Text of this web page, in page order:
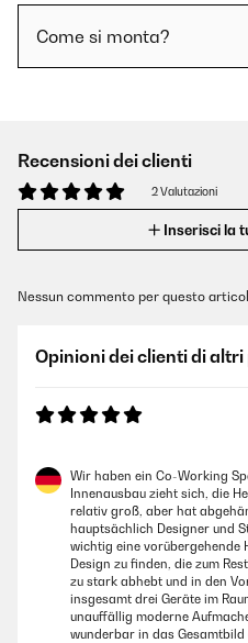
Come si monta?
Recensioni dei clienti
2 Valutazioni
Inserisci la
Nessun commento per questo
Opinioni dei clienti di altri
Wir haben ein Co-Working
Innenausbau zieht sich, die
relativ groß, aber hat
hauptsächlich Designer und
wichtig eine vorübergehende
Design zu finden, die zum
zu stark abhebt und in den
insgesamt drei Geräte im
unauffällig moderne
wunderbar in das